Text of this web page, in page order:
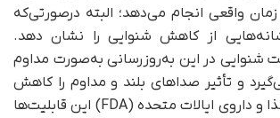
واقعی انجام می‌دهد؛ البته در‌صورتی‌که
از کاهش شنوایی را نشان دهد.
شنوایی در این به‌روزرسانی به‌صورت مداوم
و تأثیر صداهای بلند و مداوم را کاهش
می‌دهد. سازمان غذا و داروی ایالات متحده (FDA) این قابلیت‌ها